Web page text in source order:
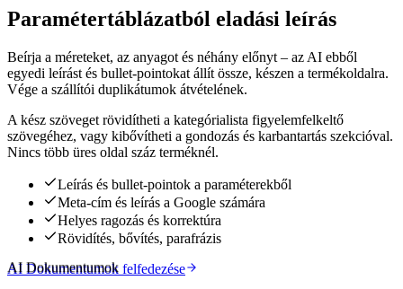
Paramétertáblázatból eladási leírás
Beírja a méreteket, az anyagot és néhány előnyt – az AI ebből
egyedi leírást és bullet-pointokat állít össze, készen a termékoldalra.
Vége a szállítói duplikátumok átvételének.
A kész szöveget rövidítheti a kategórialista figyelemfelkeltő
szövegéhez, vagy kibővítheti a gondozás és karbantartás szekcióval.
Nincs több üres oldal száz terméknél.
Leírás és bullet-pointok a paraméterekből
Meta-cím és leírás a Google számára
Helyes ragozás és korrektúra
Rövidítés, bővítés, parafrázis
AI Dokumentumok felfedezése
AI Dokumentumok